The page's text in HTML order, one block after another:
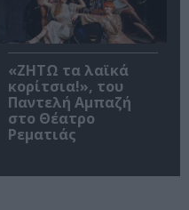
«ΖΗΤΩ τα λαϊκά
κορίτσια!», του
Παντελή Αμπαζή
στο Θέατρο
Ρεματιάς